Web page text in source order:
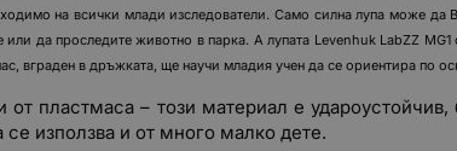
на всички млади изследователи. Само силна лупа може да
или да проследите животно в парка. А лупата Levenhuk LabZZ
вграден в дръжката, ще научи младия учен да се ориентира по
пластмаса – този материал е удароустойчив,
използва и от много малко дете.